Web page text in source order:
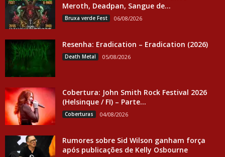
Meroth, Deadpan, Sangue de...
Bruxa verde Fest 06/08/2026
Resenha: Eradication – Eradication (2026)
Death Metal 05/08/2026
Cobertura: John Smith Rock Festival 2026
(Helsinque / FI) – Parte...
Coberturas 04/08/2026
Rumores sobre Sid Wilson ganham força
após publicações de Kelly Osbourne